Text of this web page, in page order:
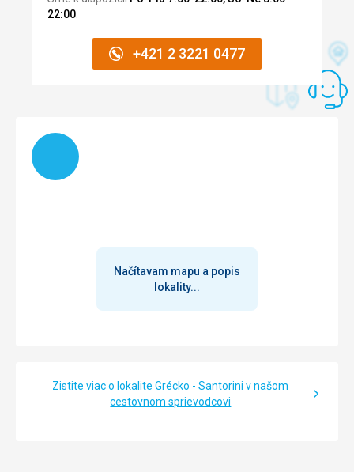
luxusní oběd za 4,40. To bych neměnila za nejluxusnější
ubytování skromné, ale vzhledem k nízké ceně velmi
povlečení každé 3 dny. Dobře tekoucí sprcha, lednička,
Služby
Služby hotelu velmi dobré. Úklid denně včetně mytí
podlahy, ručníky a povlečení každé 3 dny (nevím, jak kdo,
ale já určitě doma neměním povlečení každé 3 dny). Paní
Google Translate
22:00
+421 2 3221 0477
Načítam
Načítavam mapu a popis
lokality...
Zistite viac o lokalite Grécko - Santorini v našom
cestovnom sprievodcovi